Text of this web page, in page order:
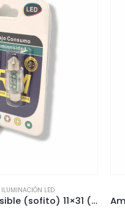
ILUMINACIÓN LED
Ampolleta Led 36mm Osram Canbus Tipo Fusible C5W